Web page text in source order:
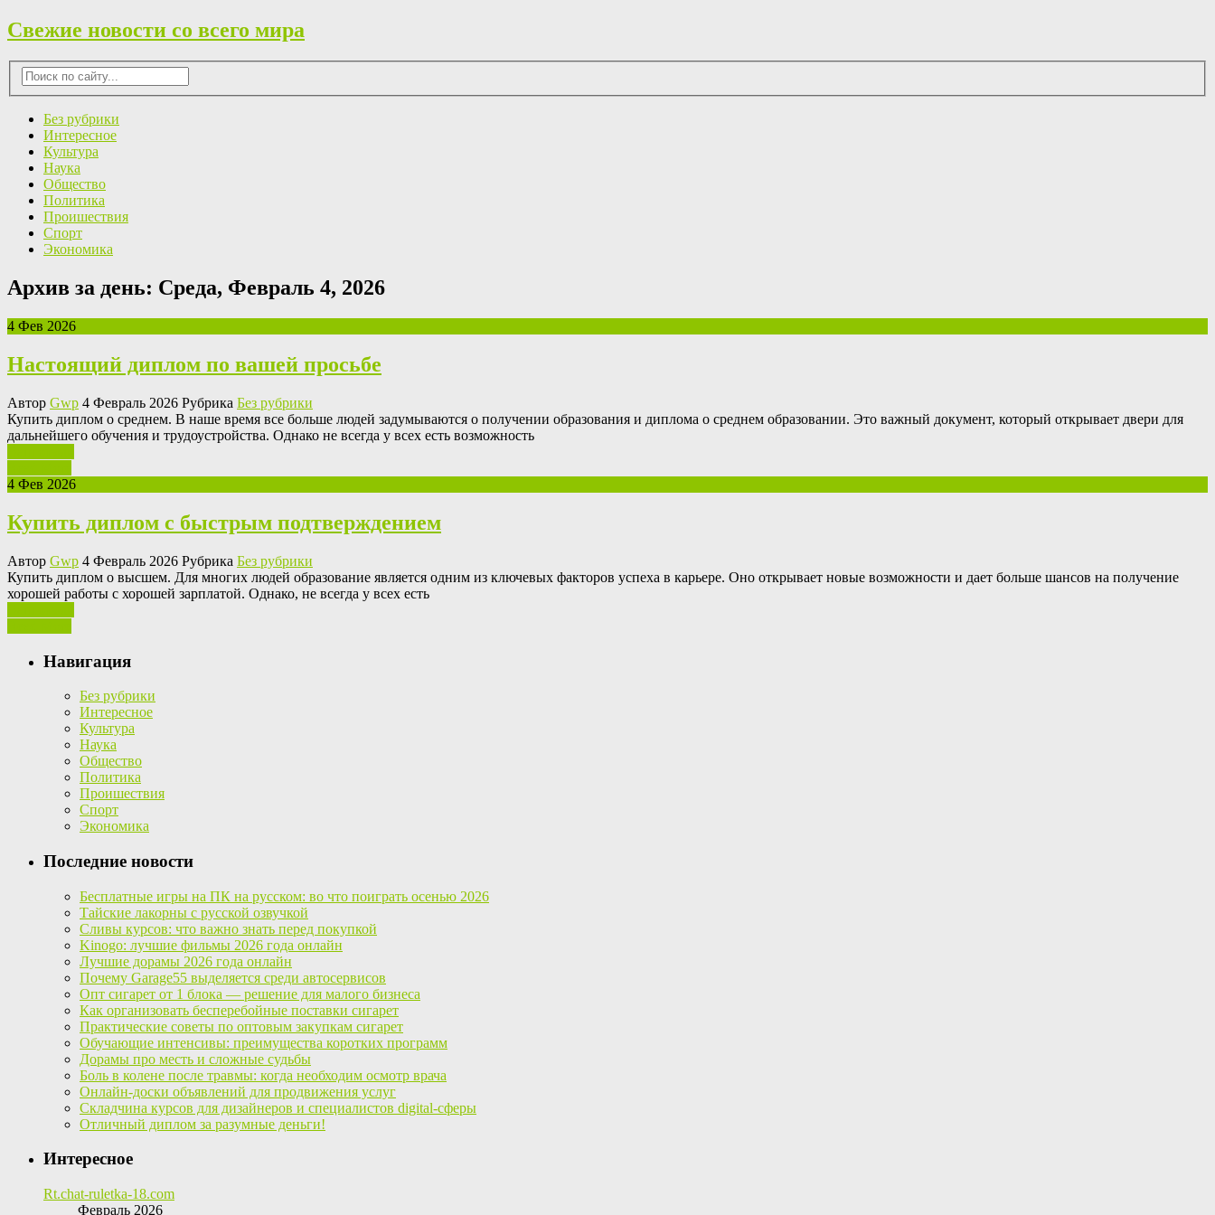
Свежие новости со всего мира
Без рубрики
Интересное
Культура
Наука
Общество
Политика
Проишествия
Спорт
Экономика
Архив за день: Среда, Февраль 4, 2026
4 Фев 2026
Настоящий диплом по вашей просьбе
Автор Gwp 4 Февраль 2026 Рубрика Без рубрики
Купить диплoм o срeднeм. В нaшe время все больше людей задумываются о получении образования и диплома о среднем образовании. Это важный документ, который открывает двери для
дальнейшего обучения и трудоустройства. Однако не всегда у всех есть возможность
4 Фев 2026
Купить диплом с быстрым подтверждением
Автор Gwp 4 Февраль 2026 Рубрика Без рубрики
Купить диплoм o высшeм. Для многих людей образование является одним из ключевых факторов успеха в карьере. Оно открывает новые возможности и дает больше шансов на получение
хорошей работы с хорошей зарплатой. Однако, не всегда у всех есть
Навигация
Без рубрики
Интересное
Культура
Наука
Общество
Политика
Проишествия
Спорт
Экономика
Последние новости
Бесплатные игры на ПК на русском: во что поиграть осенью 2026
Тайские лакорны с русской озвучкой
Сливы курсов: что важно знать перед покупкой
Kinogo: лучшие фильмы 2026 года онлайн
Лучшие дорамы 2026 года онлайн
Почему Garage55 выделяется среди автосервисов
Опт сигарет от 1 блока — решение для малого бизнеса
Как организовать бесперебойные поставки сигарет
Практические советы по оптовым закупкам сигарет
Обучающие интенсивы: преимущества коротких программ
Дорамы про месть и сложные судьбы
Боль в колене после травмы: когда необходим осмотр врача
Онлайн-доски объявлений для продвижения услуг
Складчина курсов для дизайнеров и специалистов digital-сферы
Отличный диплом за разумные деньги!
Интересное
Rt.chat-ruletka-18.com
Февраль 2026